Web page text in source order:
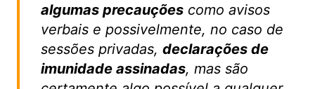
algumas precauçõescomo avisos
verbais e possivelmente, no caso de
sessões privadas, declarações de
imunidade assinadas, mas são